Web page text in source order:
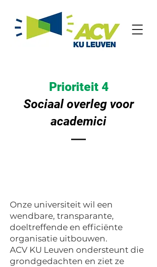
Prioriteit 4
Sociaal overleg voor
academici
Onze universiteit wil een
wendbare, transparante,
doeltreffende en efficiënte
organisatie uitbouwen.
ACV KU Leuven ondersteunt die
grondgedachten en ziet ze